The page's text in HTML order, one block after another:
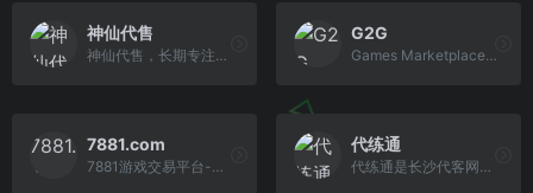
神仙代售
神仙代售，长期专注于账号交易多年，具有完整的交易流程以及处理找回售后的经验，旨在打造最安全账号交易平台。
G2G
Games Marketplace国外游戏交易平台
7881.com
7881游戏交易平台-为您提供专业的游戏币交易、金币交易、账号交易、装备交易、道具交易、点卡点券交易、游戏租号，游戏代练、手游交易等买卖服务，是 国内专业安全便捷的游戏交易平台！游戏交易认准7881.com
代练通
代练通是长沙代客网络科技有限公司开发的一款专注于游戏代练的交易平台，也是目前国内老牌的LOL代练交易管理平台，主要服务的代练游戏有：英雄联盟代 练，王者荣耀代练，和平精英代练，英雄联盟手游代练，撸啊撸手游代练等热门游戏代练交易。